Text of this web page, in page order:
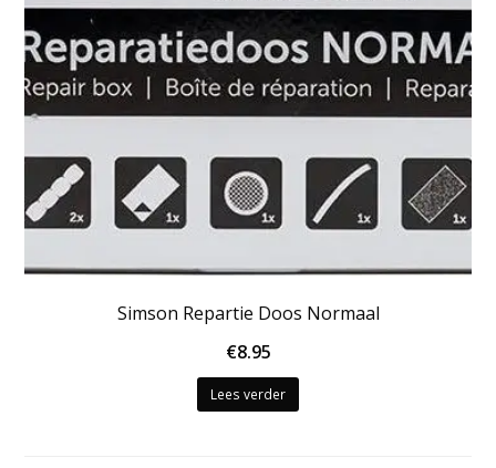
Simson Repartie Doos Normaal
€8.95
Lees verder